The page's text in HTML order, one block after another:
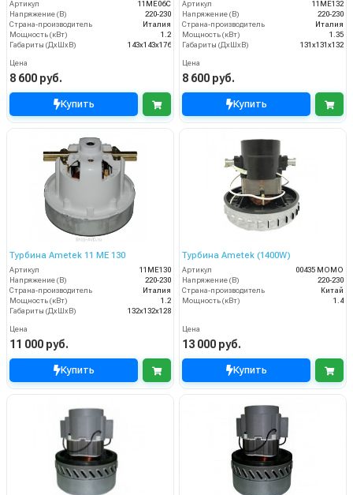
Артикул
11МЕ06С
Напряжение (В)
220-230
Страна-производитель
Италия
Мощность (кВт)
1.2
Габариты (ДхШхВ)
143х143х176
Цена
8 600 руб.
Купить
Артикул
11ME132
Напряжение (В)
220-230
Страна-производитель
Италия
Мощность (кВт)
1.35
Габариты (ДхШхВ)
131х131х132
Цена
8 600 руб.
Купить
Турбина Ametek 11 ME 130
Артикул
11ME130
Напряжение (В)
220-230
Страна-производитель
Италия
Мощность (кВт)
1.2
Габариты (ДхШхВ)
132х132х128
Цена
11 000 руб.
Купить
Турбина Ametek (1400W)
Артикул
00435 MOMO
Напряжение (В)
220-230
Страна-производитель
Китай
Мощность (кВт)
1.4
Цена
13 000 руб.
Купить